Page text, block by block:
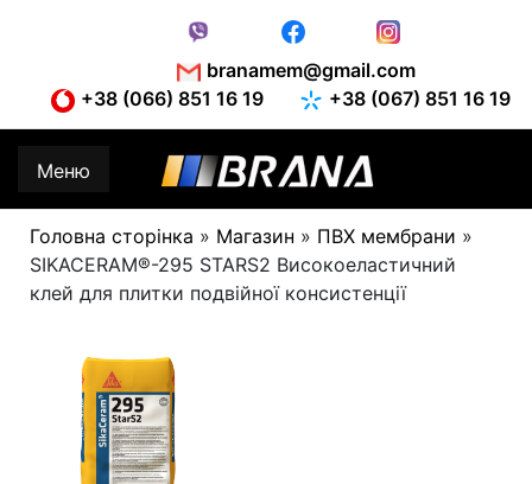
+38 (066) 851 16 19
+38 (067) 851 16 19
branamem@gmail.com
Меню
Головна сторінка » Магазин » ПВХ мембрани »
SIKACERAM®-295 STARS2 Високоеластичний
клей для плитки подвійної консистенції